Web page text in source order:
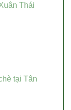
Thái
tại Tân